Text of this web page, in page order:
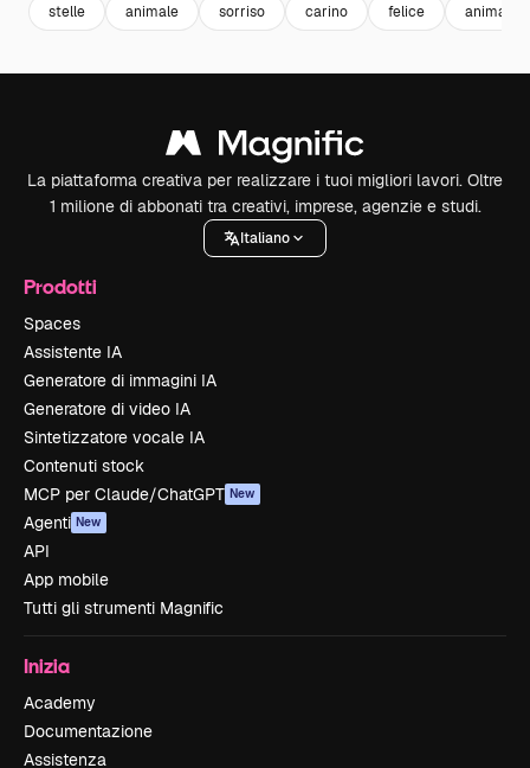
stelle animale sorriso carino felice animali
La piattaforma creativa per realizzare i tuoi migliori lavori. Oltre
1 milione di abbonati tra creativi, imprese, agenzie e studi.
Italiano
Prodotti
Spaces
Assistente IA
Generatore di immagini IA
Generatore di video IA
Sintetizzatore vocale IA
Contenuti stock
MCP per Claude/ChatGPT New
Agenti New
API
App mobile
Tutti gli strumenti Magnific
Inizia
Academy
Documentazione
Assistenza